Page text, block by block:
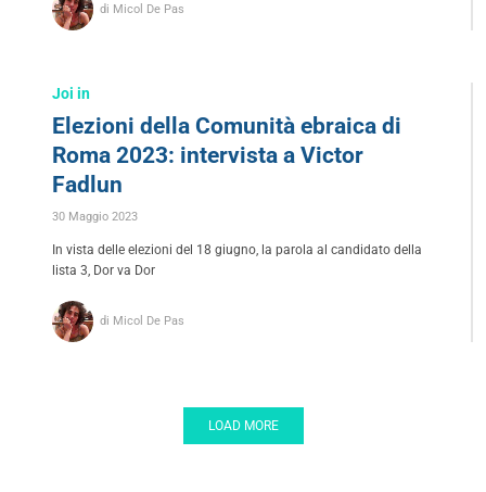
di Micol De Pas
Joi in
Elezioni della Comunità ebraica di
Roma 2023: intervista a Victor
Fadlun
30 Maggio 2023
In vista delle elezioni del 18 giugno, la parola al candidato della
lista 3, Dor va Dor
di Micol De Pas
LOAD MORE